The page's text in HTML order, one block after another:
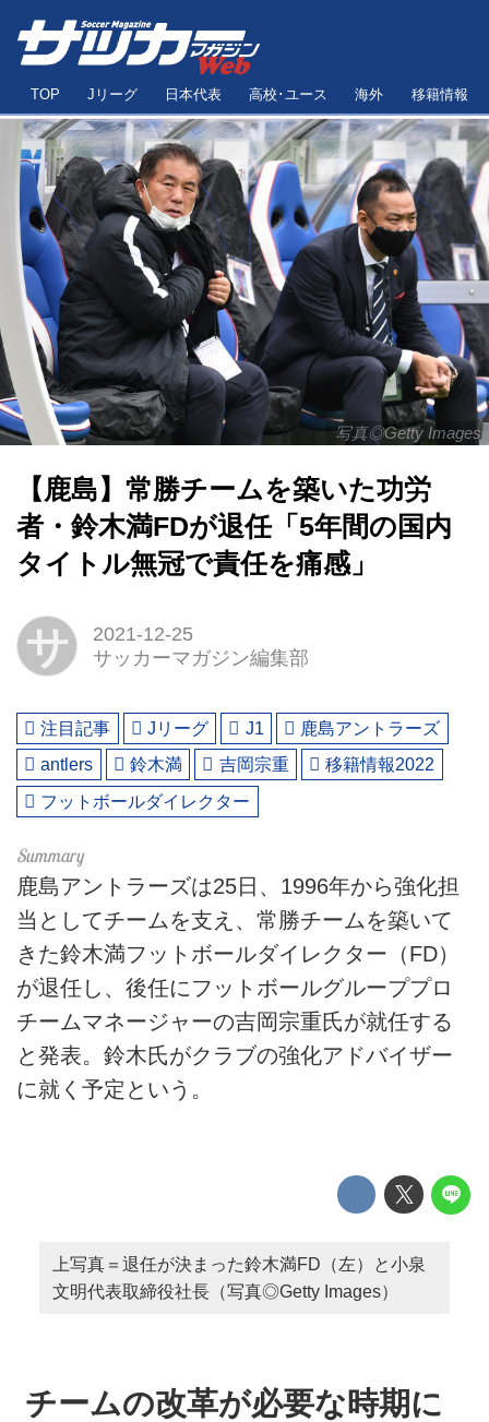
TOP Jリーグ 日本代表 高校･ユース 海外 移籍情報
写真◎Getty Images
【鹿島】常勝チームを築いた功労
者・鈴木満FDが退任「5年間の国内
タイトル無冠で責任を痛感」
サ
2021-12-25
サッカーマガジン編集部
注目記事 Jリーグ J1
鹿島アントラーズ
antlers
鈴木満 吉岡宗重
移籍情報2022
フットボールダイレクター
鹿島アントラーズは25日、1996年から強化担
当としてチームを支え、常勝チームを築いて
きた鈴木満フットボールダイレクター（FD）
が退任し、後任にフットボールグループプロ
チームマネージャーの吉岡宗重氏が就任する
と発表。鈴木氏がクラブの強化アドバイザー
に就く予定という。
上写真＝退任が決まった鈴木満FD（左）と小泉
文明代表取締役社長（写真◎Getty Images）
チームの改革が必要な時期に